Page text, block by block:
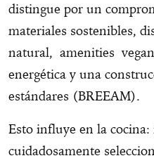
distingue por un
materiales sostenibles,
natural, amenities
energética y una
estándares (BREEAM).
Esto influye en la cocina:
cuidadosamente